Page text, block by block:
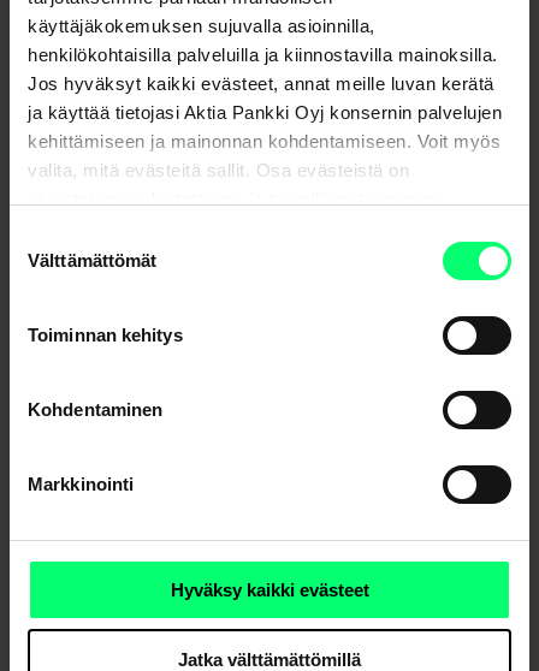
käyttäjäkokemuksen sujuvalla asioinnilla,
henkilökohtaisilla palveluilla ja kiinnostavilla mainoksilla.
Jos hyväksyt kaikki evästeet, annat meille luvan kerätä
ja käyttää tietojasi Aktia Pankki Oyj konsernin palvelujen
kehittämiseen ja mainonnan kohdentamiseen. Voit myös
valita, mitä evästeitä sallit. Osa evästeistä on
valinta
Välttämättömät
Toiminnan kehitys
Kohdentaminen
Markkinointi
Hyväksy kaikki evästeet
Jatka välttämättömillä
Miksi Suomen työttömyysaste nousee?